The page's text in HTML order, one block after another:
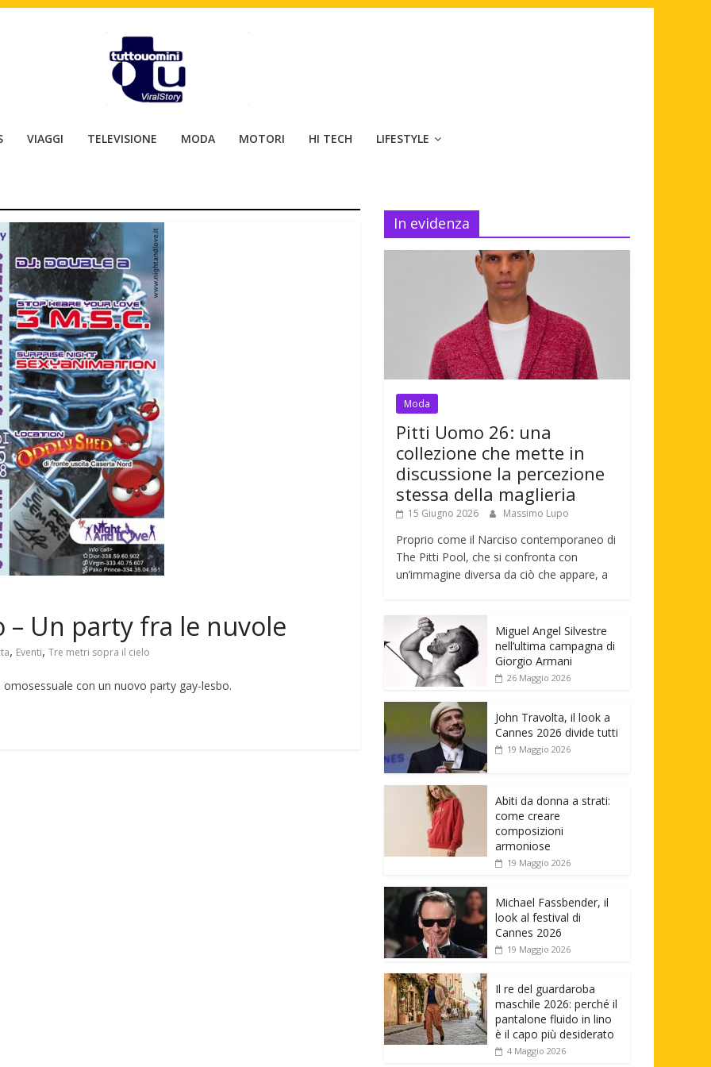
VIAGGI TELEVISIONE MODA MOTORI HI TECH LIFESTYLE
– Un party fra le nuvole
, Eventi, Tre metri sopra il cielo
con un nuovo party gay-lesbo.
In evidenza
Moda
Pitti Uomo 26: una
collezione che mette in
discussione la percezione
stessa della maglieria
15 Giugno 2026 Massimo Lupo
Proprio come il Narciso contemporaneo di
The Pitti Pool, che si confronta con
un’immagine diversa da ciò che appare, a
Miguel Angel Silvestre
nell’ultima campagna di
Giorgio Armani
26 Maggio 2026
John Travolta, il look a
Cannes 2026 divide tutti
19 Maggio 2026
Abiti da donna a strati:
come creare
composizioni
armoniose
19 Maggio 2026
Michael Fassbender, il
look al festival di
Cannes 2026
19 Maggio 2026
Il re del guardaroba
maschile 2026: perché il
pantalone fluido in lino
è il capo più desiderato
4 Maggio 2026